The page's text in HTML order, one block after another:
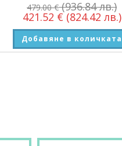
479.00€ (936.84 лв.)
421.52 € (824.42 лв.)
Добавяне в количката